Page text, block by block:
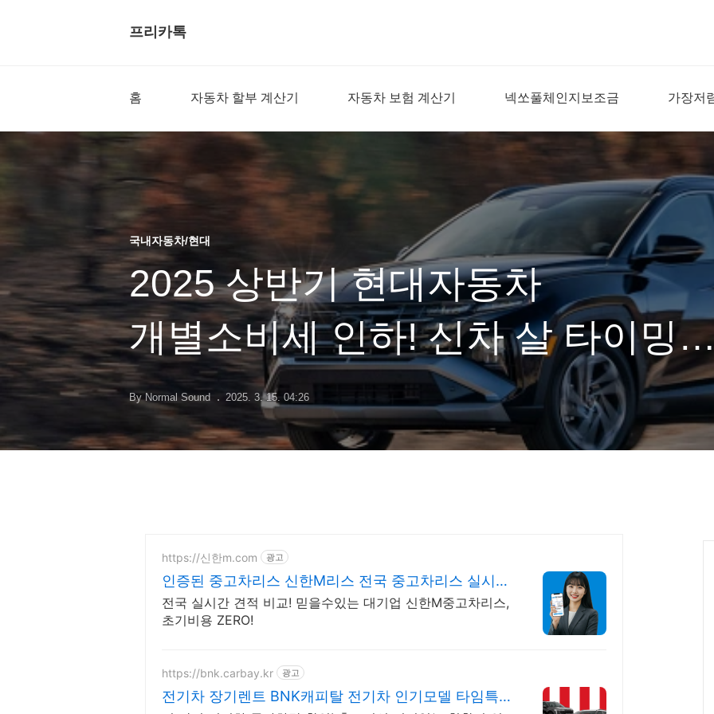
프리카톡
홈 자동차 할부 계산기 자동차 보험 계산기 넥쏘풀체인지보조금 가장저
국내자동차/현대
2025 상반기 현대자동차
개별소비세 인하! 신차 살 타이밍
맞추세요!
By Normal Sound 2025. 3. 15. 04:26
https://신한m.com 광고
인증된 중고차리스 신한M리스 전국 중고차리스 실시간
견적
전국 실시간 견적 비교! 믿을수있는 대기업 신한M중고차리스,
초기비용 ZERO!
https://bnk.carbay.kr 광고
전기차 장기렌트 BNK캐피탈 전기차 인기모델 타임특